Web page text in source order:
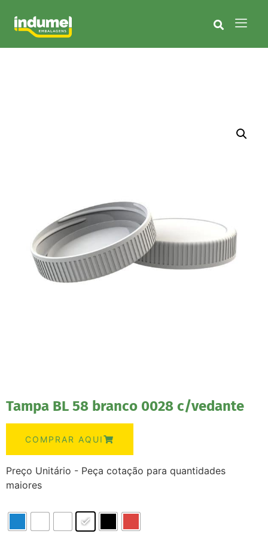
Tampa BL 58 branco 0028 c/vedante
COMPRAR AQUI
Preço Unitário - Peça cotação para quantidades
maiores